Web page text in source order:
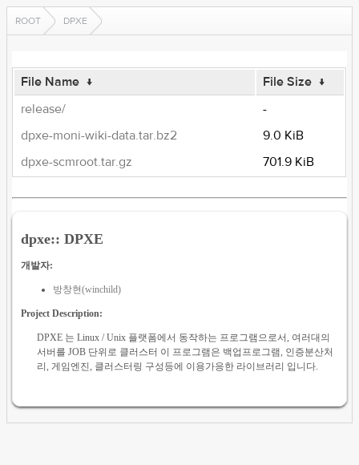
ROOT DPXE
File Name ↓ File Size ↓
release/
-
dpxe-moni-wiki-data.tar.bz2
9.0 KiB
dpxe-scmroot.tar.gz
701.9 KiB
dpxe:: DPXE
개발자:
방창현(winchild)
Project Description:
DPXE 는 Linux / Unix 플랫폼에서 동작하는 프로그램으로서, 여러대의
서버를 JOB 단위로 클러스터 이 프로그램은 백업프로그램, 인증분산처
리, 게임엔진, 클러스터링 구성등에 이용가응한 라이브러리 입니다.